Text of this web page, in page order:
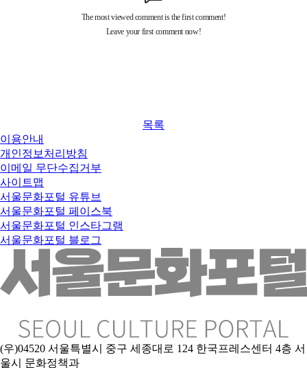
목록
이용안내
개인정보처리방침
이메일 무단수집거부
사이트맵
서울문화포털 유튜브
서울문화포털 페이스북
서울문화포털 인스타그램
서울문화포털 블로그
(우)04520 서울특별시 중구 세종대로 124 한국프레스센터 4층 서
울시 문화정책과